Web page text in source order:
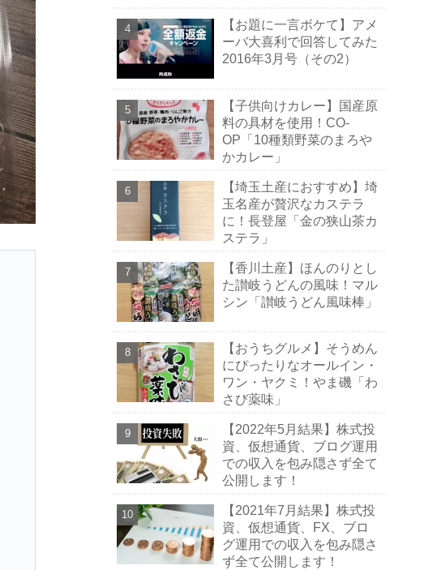
【お題に一言ボケて】アメ
ーバ大喜利で回答してみた
2016年3月号（その2）
【子供向けカレー】国産原
料の具材を使用！CO-
OP「10種類野菜のまろや
かカレー」
【埼玉土産におすすめ】埼
玉名産が贅沢なカステラ
に！長登屋「金の狭山茶カ
ステラ」
【香川土産】ほんのりとし
た讃岐うどんの風味！マル
シン「讃岐うどん風味棒」
【おうちグルメ】そうめん
にぴったりなオールイン・
ワン・ヤクミ！やま磯「わ
さび薬味」
【2022年5月結果】株式投
資、仮想通貨、ブログ運用
での収入を包み隠さず全て
公開します！
【2021年7月結果】株式投
資、仮想通貨、FX、ブロ
グ運用での収入を包み隠さ
ず全て公開します！